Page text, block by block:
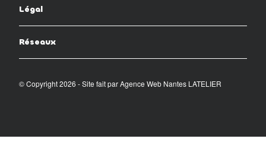
Légal
Réseaux
© Copyright 2026 - Site fait parAgence Web Nantes LATELIER